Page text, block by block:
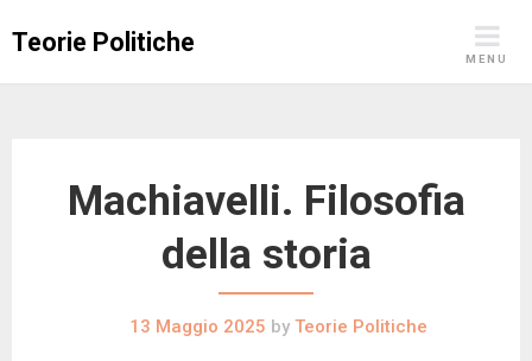
toTeorie Politiche
MENU
Machiavelli. Filosofia
della storia
13 Maggio 2025 byTeorie Politiche